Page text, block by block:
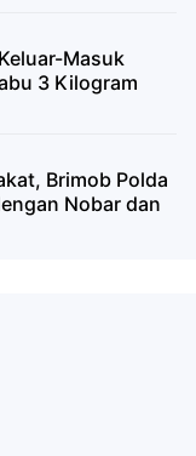
Masuk
3 Kilogram
Brimob Polda
Nobar dan